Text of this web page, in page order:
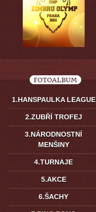
FOTOALBUM
1.HANSPAULKA LEAGUE
2.ZUBŘÍ TROFEJ
3.NÁRODNOSTNÍ
MENŠINY
4.TURNAJE
5.AKCE
6.ŠACHY